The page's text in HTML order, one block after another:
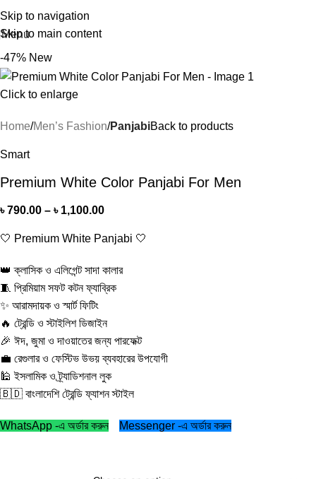
Skip to navigation
Skip to main content
Menu
-47% New
Click to enlarge
Home Men’s Fashion PanjabiBack to products
Smart
Premium White Color Panjabi For Men
৳790.00 – ৳ 1,100.00
🤍 Premium White Panjabi 🤍
👑 ক্লাসিক ও এলিগেন্ট সাদা কালার
🧵 প্রিমিয়াম সফট কটন ফ্যাব্রিক
✨ আরামদায়ক ও স্মার্ট ফিটিং
🔥 ট্রেন্ডি ও স্টাইলিশ ডিজাইন
🎉 ঈদ, জুমা ও দাওয়াতের জন্য পারফেক্ট
💼 রেগুলার ও ফেস্টিভ উভয় ব্যবহারের উপযোগী
🕌 ইসলামিক ও ট্র্যাডিশনাল লুক
🇧🇩 বাংলাদেশি ট্রেন্ডি ফ্যাশন স্টাইল
WhatsApp -এ অর্ডার করুন Messenger -এ অর্ডার করুন